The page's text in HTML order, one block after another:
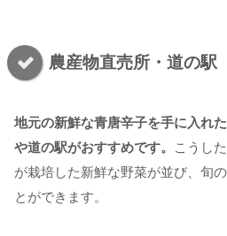
農産物直売所・道の駅
地元の新鮮な青唐辛子を手に入れ
や道の駅がおすすめです。
こうし
が栽培した新鮮な野菜が並び、旬
とができます。